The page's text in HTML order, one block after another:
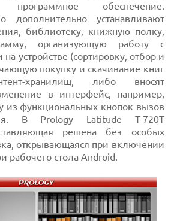
обеспечение.
дополнительно устанавливают
библиотеку, книжную полку,
организующую работу с
устройстве (сортировку, отбор и
покупку и скачивание книг
хранилищ, либо вносят
в интерфейс, например,
из функциональных кнопок вызов
В Prology Latitude T-720T
решена без особых
открывающаяся при включении
рабочего стола Android.